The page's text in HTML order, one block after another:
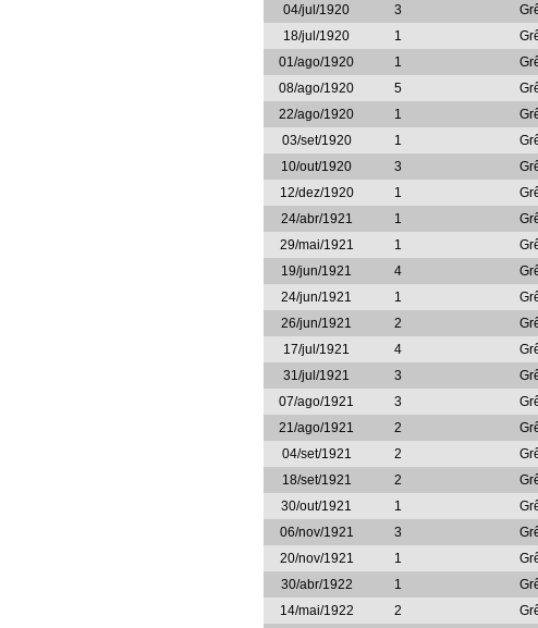
04/jul/1920
3
18/jul/1920
1
01/ago/1920
1
08/ago/1920
5
22/ago/1920
1
03/set/1920
1
10/out/1920
3
12/dez/1920
1
24/abr/1921
1
29/mai/1921
1
19/jun/1921
4
24/jun/1921
1
26/jun/1921
2
17/jul/1921
4
31/jul/1921
3
07/ago/1921
3
21/ago/1921
2
04/set/1921
2
18/set/1921
2
30/out/1921
1
06/nov/1921
3
20/nov/1921
1
30/abr/1922
1
14/mai/1922
2